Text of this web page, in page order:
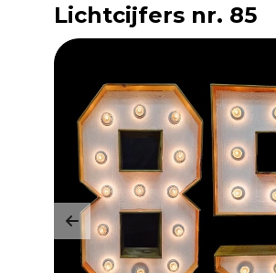
Lichtcijfers nr. 85
Previous